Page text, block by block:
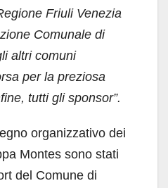
Friuli Venezia
Comunale di
altri comuni
per la preziosa
tutti gli sponsor”.
organizzativo dei
Montes sono stati
del Comune di